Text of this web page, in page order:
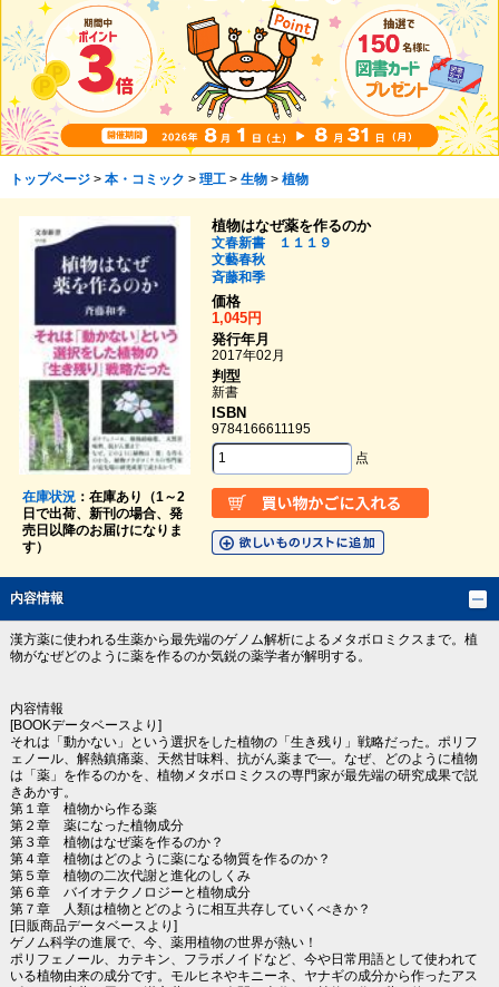
トップページ> 本・コミック > 理工> 生物> 植物
在庫状況：在庫あり（1～2
日で出荷、新刊の場合、発
売日以降のお届けになりま
す）
植物はなぜ薬を作るのか
文春新書 １１１９
文藝春秋
斉藤和季
価格
1,045円
発行年月
2017年02月
判型
新書
ISBN
9784166611195
点
内容情報
漢方薬に使われる生薬から最先端のゲノム解析によるメタボロミクスまで。植
物がなぜどのように薬を作るのか気鋭の薬学者が解明する。
内容情報
[BOOKデータベースより]
それは「動かない」という選択をした植物の「生き残り」戦略だった。ポリフ
ェノール、解熱鎮痛薬、天然甘味料、抗がん薬まで―。なぜ、どのように植物
は「薬」を作るのかを、植物メタボロミクスの専門家が最先端の研究成果で説
きあかす。
第１章 植物から作る薬
第２章 薬になった植物成分
第３章 植物はなぜ薬を作るのか？
第４章 植物はどのように薬になる物質を作るのか？
第５章 植物の二次代謝と進化のしくみ
第６章 バイオテクノロジーと植物成分
第７章 人類は植物とどのように相互共存していくべきか？
[日販商品データベースより]
ゲノム科学の進展で、今、薬用植物の世界が熱い！
ポリフェノール、カテキン、フラボノイドなど、今や日常用語として使われて
いる植物由来の成分です。モルヒネやキニーネ、ヤナギの成分から作ったアス